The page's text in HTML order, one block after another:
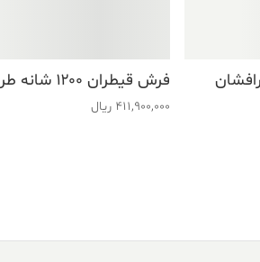
زرافشان
فرش قیطران ۱۲۰۰ شانه طرح پرهان فیلی
411,900,000 ریال